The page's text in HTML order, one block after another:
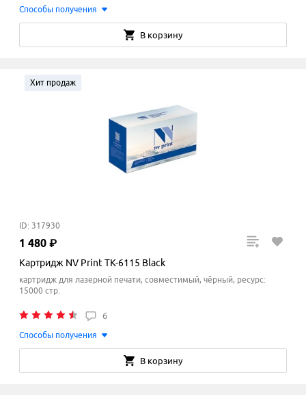
Способы получения
В корзину
Хит продаж
ID: 317930
1 480 ₽
Картридж NV Print TK-6115 Black
картридж для лазерной печати, совместимый, чёрный, ресурс:
15000 стр.
6
Способы получения
В корзину